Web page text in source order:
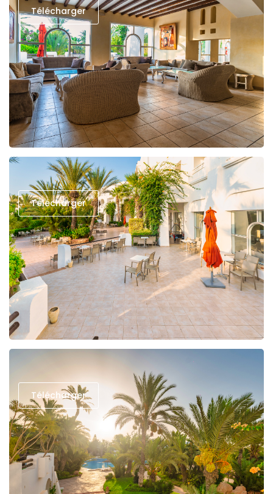
Télécharger
Télécharger
Télécharger